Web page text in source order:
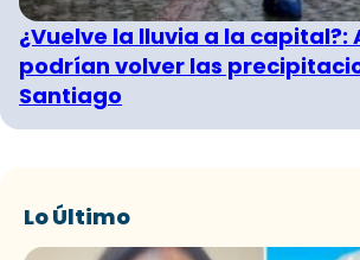
¿Vuelve la lluvia a la capital?:
podrían volver las
Santiago
Lo Último